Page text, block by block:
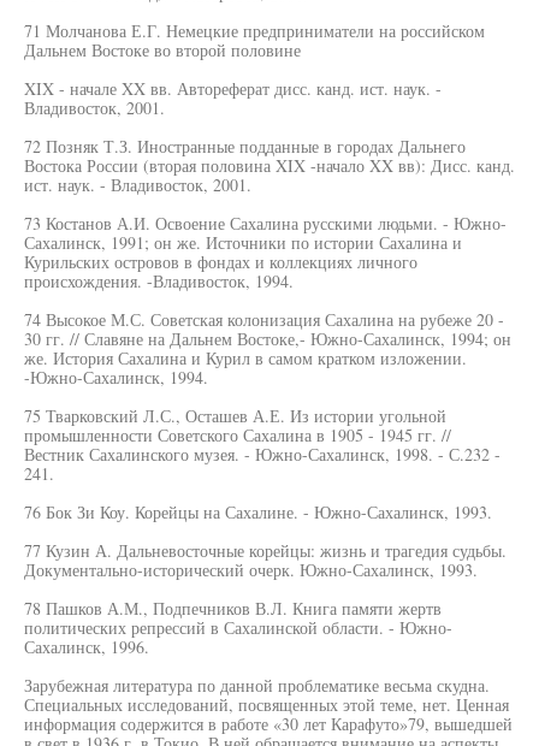
71 Молчанова Е.Г. Немецкие предприниматели на российском
Дальнем Востоке во второй половине
XIX - начале XX вв. Автореферат дисс. канд. ист. наук. -
Владивосток, 2001.
72 Позняк Т.З. Иностранные подданные в городах Дальнего
Востока России (вторая половина XIX -начало XX вв): Дисс. канд.
ист. наук. - Владивосток, 2001.
73 Костанов А.И. Освоение Сахалина русскими людьми. - Южно-
Сахалинск, 1991; он же. Источники по истории Сахалина и
Курильских островов в фондах и коллекциях личного
происхождения. -Владивосток, 1994.
74 Высокое М.С. Советская колонизация Сахалина на рубеже 20 -
30 гг. // Славяне на Дальнем Востоке,- Южно-Сахалинск, 1994; он
же. История Сахалина и Курил в самом кратком изложении.
-Южно-Сахалинск, 1994.
75 Тварковский Л.С., Осташев А.Е. Из истории угольной
промышленности Советского Сахалина в 1905 - 1945 гг. //
Вестник Сахалинского музея. - Южно-Сахалинск, 1998. - С.232 -
241.
76 Бок Зи Коу. Корейцы на Сахалине. - Южно-Сахалинск, 1993.
77 Кузин А. Дальневосточные корейцы: жизнь и трагедия судьбы.
Документально-исторический очерк. Южно-Сахалинск, 1993.
78 Пашков А.М., Подпечников В.Л. Книга памяти жертв
политических репрессий в Сахалинской области. - Южно-
Сахалинск, 1996.
Зарубежная литература по данной проблематике весьма скудна.
Специальных исследований, посвященных этой теме, нет. Ценная
информация содержится в работе «30 лет Карафуто»79, вышедшей